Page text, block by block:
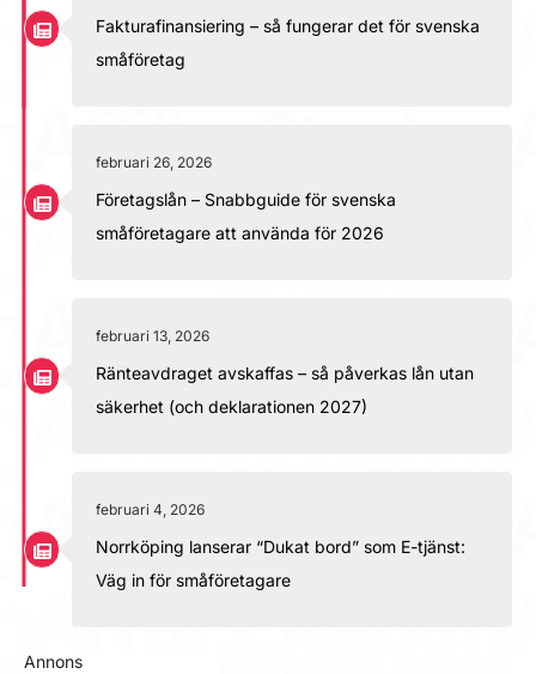
Fakturafinansiering – så fungerar det för svenska
småföretag
februari 26, 2026
Företagslån – Snabbguide för svenska
småföretagare att använda för 2026
februari 13, 2026
Ränteavdraget avskaffas – så påverkas lån utan
säkerhet (och deklarationen 2027)
februari 4, 2026
Norrköping lanserar “Dukat bord” som E-tjänst:
Väg in för småföretagare
Annons